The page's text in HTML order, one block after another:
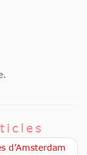
d’Amsterdam